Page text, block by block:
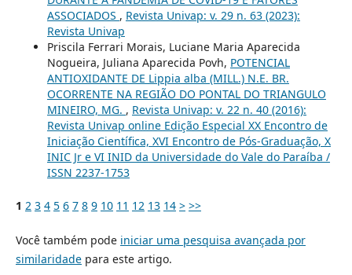
ASSOCIADOS , Revista Univap: v. 29 n. 63 (2023):
Revista Univap
Priscila Ferrari Morais, Luciane Maria Aparecida
Nogueira, Juliana Aparecida Povh, POTENCIAL
ANTIOXIDANTE DE Lippia alba (MILL.) N.E. BR.
OCORRENTE NA REGIÃO DO PONTAL DO TRIANGULO
MINEIRO, MG. , Revista Univap: v. 22 n. 40 (2016):
Revista Univap online Edição Especial XX Encontro de
Iniciação Científica, XVI Encontro de Pós-Graduação, X
INIC Jr e VI INID da Universidade do Vale do Paraíba /
ISSN 2237-1753
1 2 3 4 5 6 7 8 9 10 11 12 13 14 > >>
Você também pode iniciar uma pesquisa avançada por
similaridadepara este artigo.